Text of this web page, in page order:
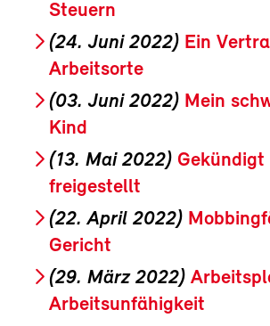
Steuern
(24. Juni 2022) Ein
Arbeitsorte
(03. Juni 2022) Mein
Kind
(13. Mai 2022) Gekündigt
freigestellt
(22. April 2022)
Gericht
(29. März 2022)
Arbeitsunfähigkeit